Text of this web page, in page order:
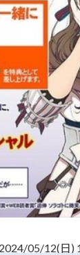
2024/05/12(日)